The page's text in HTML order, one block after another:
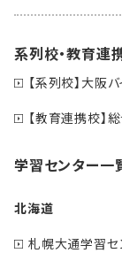
系列校・教育連
【系列校】大阪
【教育連携校】
学習センター一
北海道
札幌大通学習